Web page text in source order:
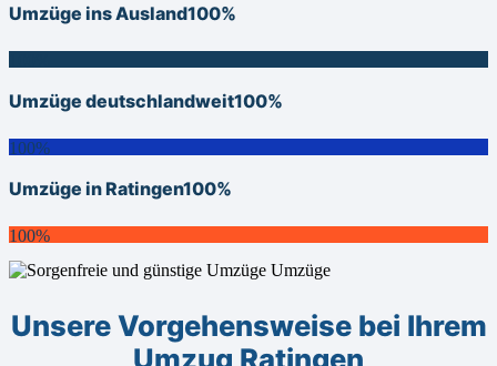
Umzüge ins Ausland100%
Umzüge deutschlandweit100%
100%
Umzüge in Ratingen100%
100%
Unsere Vorgehensweise bei Ihrem
Umzug Ratingen